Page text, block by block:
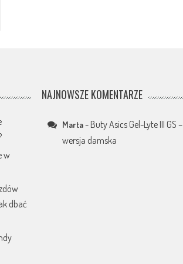
w
dbać
NAJNOWSZE KOMENTARZE
Marta- Buty Asics Gel-Lyte III GS –
wersja damska